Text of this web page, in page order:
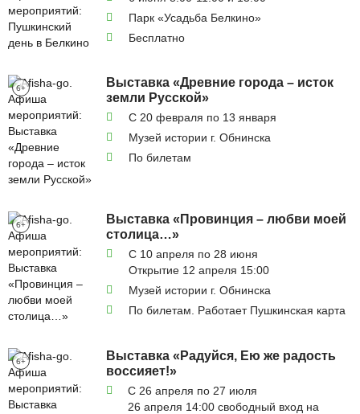
Парк «Усадьба Белкино»
Бесплатно
6+
Выставка «Древние города – исток
земли Русской»
С 20 февраля по 13 января
Музей истории г. Обнинска
По билетам
6+
Выставка «Провинция – любви моей
столица…»
С 10 апреля по 28 июня
Открытие 12 апреля 15:00
Музей истории г. Обнинска
По билетам. Работает Пушкинская карта
6+
Выставка «Радуйся, Ею же радость
воссияет!»
С 26 апреля по 27 июля
26 апреля 14:00 свободный вход на